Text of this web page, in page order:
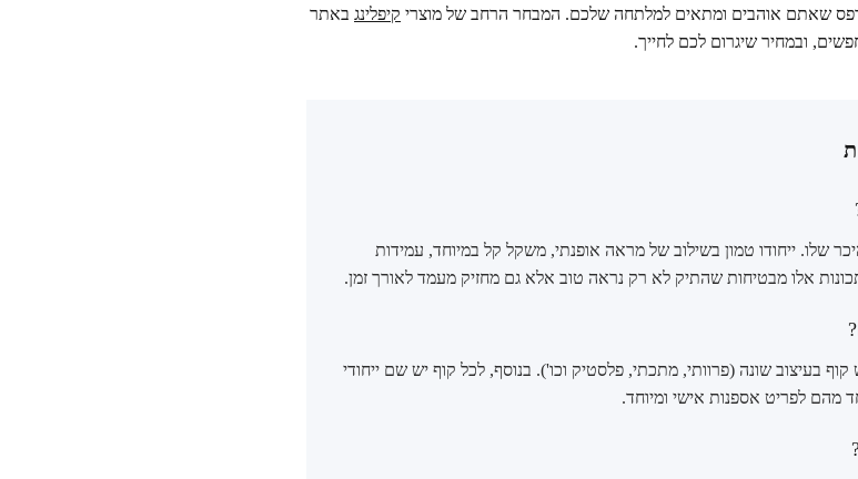
שאתם אוהבים ומתאים למלתחה שלכם. המבחר הרחב של מוצרי קיפלינג באתר
ובמחיר שיגרום לכם לחייך.
שלו. ייחודו טמון בשילוב של מראה אופנתי, משקל קל במיוחד, עמידות
תכונות אלו מבטיחות שהתיק לא רק נראה טוב אלא גם מחזיק מעמד לאורך זמן.
בעיצוב שונה (פרוותי, מתכתי, פלסטיק וכו'). בנוסף, לכל קוף יש שם ייחודי
לפריט אספנות אישי ומיוחד.